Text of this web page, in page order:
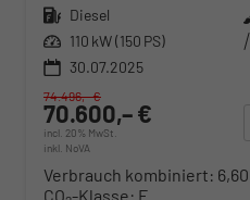
Kraftstoff Diesel
Leistung 110 kW (150 PS)
30.07.2025
70.600,– €
incl. 20% MwSt.
inkl. NoVA
74.496,– €
Verbrauch kombiniert:
CO -Klasse: F